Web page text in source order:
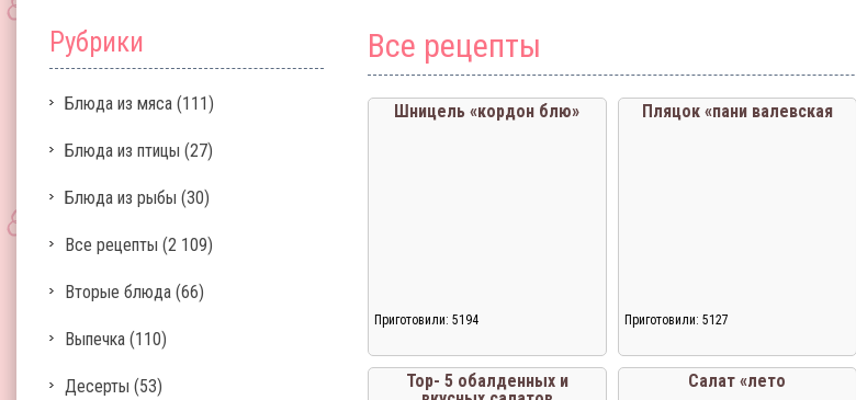
Рубрики
Блюда из мяса (111)
Блюда из птицы (27)
Блюда из рыбы (30)
Все рецепты (2 109)
Вторые блюда (66)
Выпечка (110)
Десерты (53)
Все рецепты
Шницель «кордон блю»
Приготовили: 5194
Пляцок «пани валевская
Приготовили: 5127
Тор- 5 обалденных и
Салат «лето